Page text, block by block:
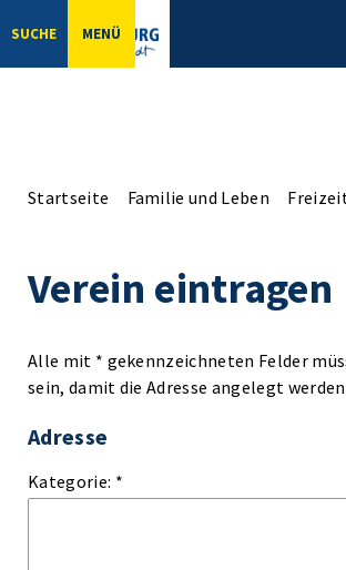
SUCHE MENÜ
Startseite Familie und Leben
Verein eintragen
Alle mit * gekennzeichneten Felder
sein, damit die Adresse angelegt
Adresse
Kategorie: *